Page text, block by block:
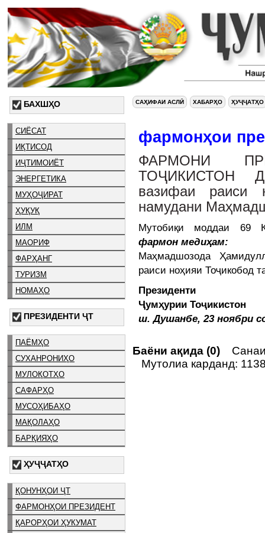
БАХШҲО
СИЁСАТ
ИҚТИСОД
ИҶТИМОИЁТ
ЭНЕРГЕТИКА
МУҲОҶИРАТ
ҲУҚУҚ
ИЛМ
МАОРИФ
ФАРҲАНГ
ТУРИЗМ
НОМАҲО
ПРЕЗИДЕНТИ ҶТ
ПАЁМҲО
СУХАНРОНИҲО
МУЛОҚОТҲО
САФАРҲО
МУСОҲИБАҲО
МАҚОЛАҲО
БАРҚИЯҲО
ҲУҶҶАТҲО
ҚОНУНҲОИ ҶТ
ФАРМОНҲОИ ПРЕЗИДЕНТ
ҚАРОРҲОИ ҲУКУМАТ
САҲИФАИ АСЛӢ ХАБАРҲО ҲУҶҶАТҲО
фармонҳои
ФАРМОНИ
ТОҶИКИСТОН
вазифаи раиси
намудани
Мутобиқи моддаи 69
фармон медиҳам:
Маҳмадшозода
раиси ноҳияи Тоҷикобод
Президенти
Ҷумҳурии
ш. Душанбе, 23 ноябри
Баёни ақида (0)
Мутолиа карданд: